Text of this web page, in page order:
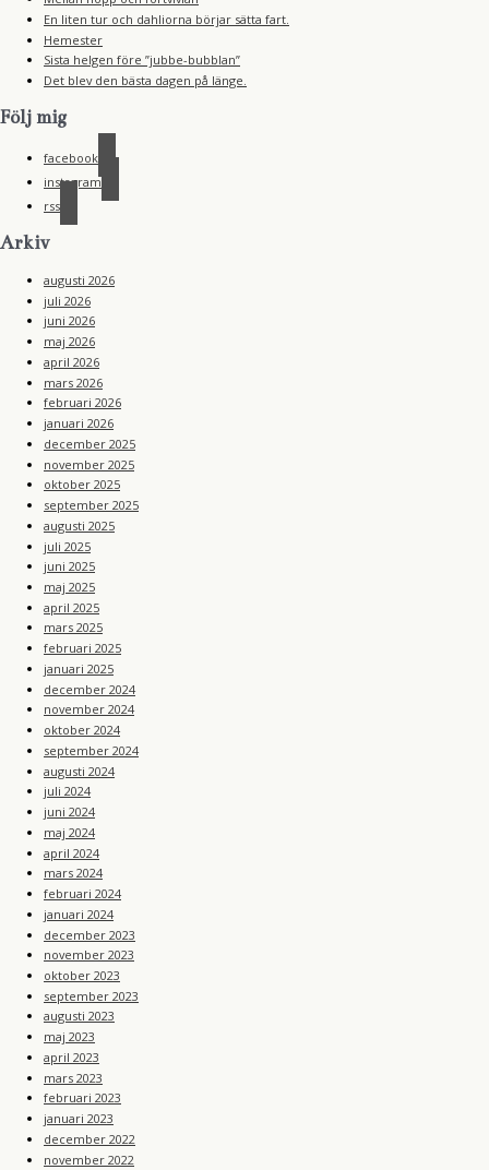
En liten tur och dahliorna börjar sätta fart.
Hemester
Sista helgen före ”jubbe-bubblan”
Det blev den bästa dagen på länge.
Följ mig
facebook
instagram
rss
Arkiv
augusti 2026
juli 2026
juni 2026
maj 2026
april 2026
mars 2026
februari 2026
januari 2026
december 2025
november 2025
oktober 2025
september 2025
augusti 2025
juli 2025
juni 2025
maj 2025
april 2025
mars 2025
februari 2025
januari 2025
december 2024
november 2024
oktober 2024
september 2024
augusti 2024
juli 2024
juni 2024
maj 2024
april 2024
mars 2024
februari 2024
januari 2024
december 2023
november 2023
oktober 2023
september 2023
augusti 2023
maj 2023
april 2023
mars 2023
februari 2023
januari 2023
december 2022
november 2022